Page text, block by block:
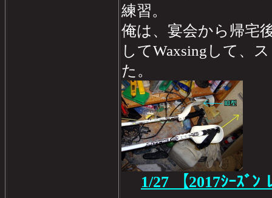
練習。
俺は、宴会から帰宅
してWaxsingして、
た。
1/27 【2017ｼｰｽﾞﾝ